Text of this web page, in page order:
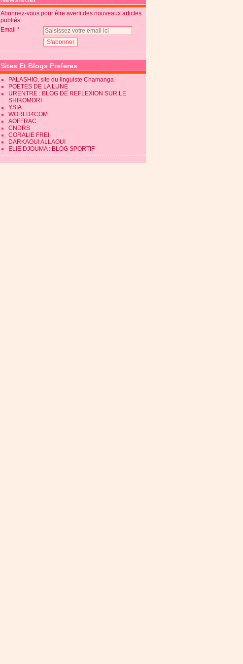
Abonnez-vous pour être averti des nouveaux articles
publiés.
Email
Sites Et Blogs Preferes
PALASHIO, site du linguiste Chamanga
POETES DE LA LUNE
URENTRE : BLOG DE REFLEXION SUR LE
SHIKOMORI
YSIA
WORLD4COM
AOFFRAC
CNDRS
CORALIE FREI
DARKAOUI ALLAOUI
ELIE DJOUMA : BLOG SPORTIF